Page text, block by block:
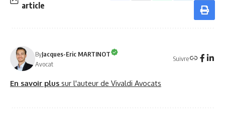
article
ByJacques-Eric MARTINOT
Avocat
Suivre
En savoir plus sur l'auteur de Vivaldi Avocats